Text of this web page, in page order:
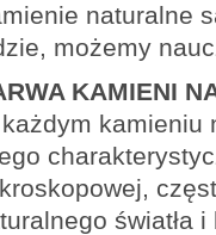
naturalne
możemy
KAMIENI
kamieniu
światła